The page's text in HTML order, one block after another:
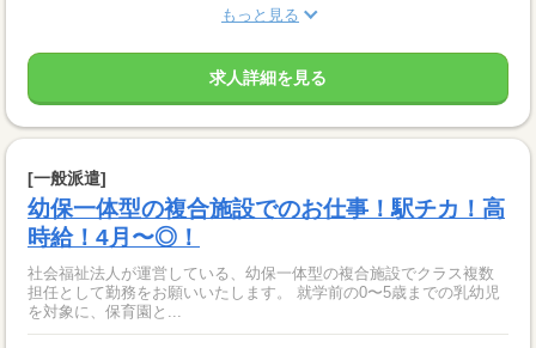
もっと見る
求人詳細を見る
[一般派遣]
幼保一体型の複合施設でのお仕事！駅チカ！高
時給！4月〜◎！
社会福祉法人が運営している、幼保一体型の複合施設でクラス複数
担任として勤務をお願いいたします。 就学前の0〜5歳までの乳幼児
を対象に、保育園と...